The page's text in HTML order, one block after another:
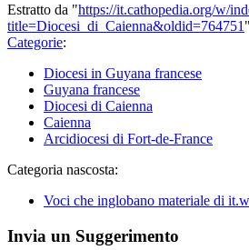
Estratto da "https://it.cathopedia.org/w/
title=Diocesi_di_Caienna&oldid=764751 "
Categorie:
Diocesi in Guyana francese
Guyana francese
Diocesi di Caienna
Caienna
Arcidiocesi di Fort-de-France
Categoria nascosta:
Voci che inglobano materiale di
Invia un Suggerimento